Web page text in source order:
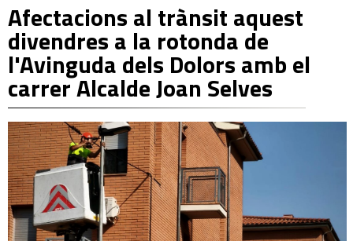
Afectacions al trànsit aquest
divendres a la rotonda de
l'Avinguda dels Dolors amb el
carrer Alcalde Joan Selves